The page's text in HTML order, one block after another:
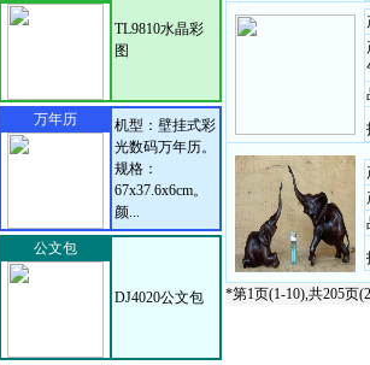
TL9810水晶彩
图
万年历
机型：壁挂式彩
光数码万年历。
规格：
67x37.6x6cm。
颜...
公文包
DJ4020公文包 *第1页(1-10),共205页